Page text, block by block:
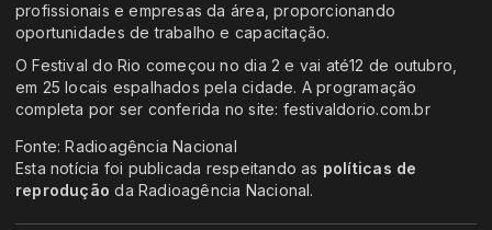
profissionais e empresas da área, proporcionando
oportunidades de trabalho e capacitação.
O Festival do Rio começou no dia 2 e vai até12 de outubro,
em 25 locais espalhados pela cidade. A programação
completa por ser conferida no site: festivaldorio.com.br
Fonte: Radioagência Nacional
Esta notícia foi publicada respeitando as políticas de
reprodução da Radioagência Nacional.